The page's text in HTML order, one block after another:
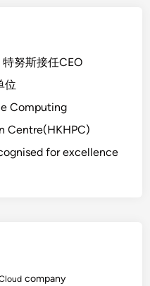
努斯接任CEO
位
Computing
Centre(HKHPC)
for excellence
company